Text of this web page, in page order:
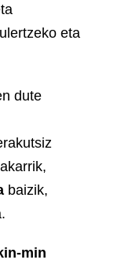
eta
dute
baizik,
min